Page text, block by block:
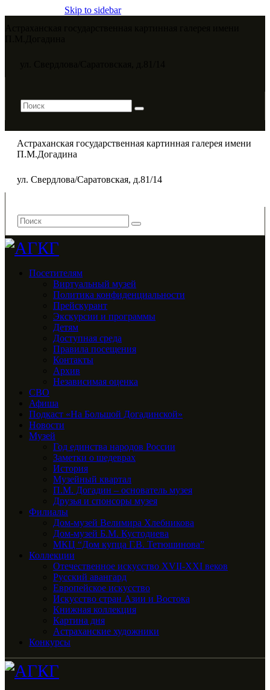
Skip to sidebar
Астраханская государственная картинная галерея имени
П.М.Догадина​
ул. Свердлова/Саратовская, д.81/14
Посетителям
Виртуальный музей
Политика конфиденциальности
Прейскурант
Экскурсии и программы
Детям
Доступная среда
Правила посещения
Контакты
Архив
Независимая оценка
СВО
Афиша
Подкаст «На Большой Догадинской»
Новости
Музей
Год единства народов России
Заметки о шедеврах
История
Музейный квартал
П.М. Догадин – основатель музея
Друзья и спонсоры музея
Филиалы
Дом-музей Велимира Хлебникова
Дом-музей Б.М. Кустодиева
МКЦ “Дом купца Г.В. Тетюшинова”
Коллекции
Отечественное искусство XVII-XXI веков
Русский авангард
Европейское искусство
Искусство стран Азии и Востока
Книжная коллекция
Картина дня
Астраханские художники
Конкурсы